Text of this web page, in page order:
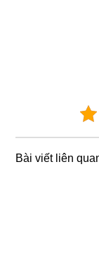
Bài viết liên